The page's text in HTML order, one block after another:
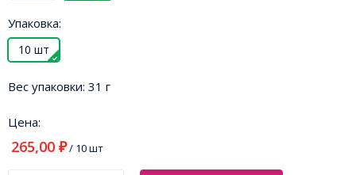
Упаковка:
10 шт
Вес упаковки: 31 г
Цена:
265,00 ₽/ 10 шт